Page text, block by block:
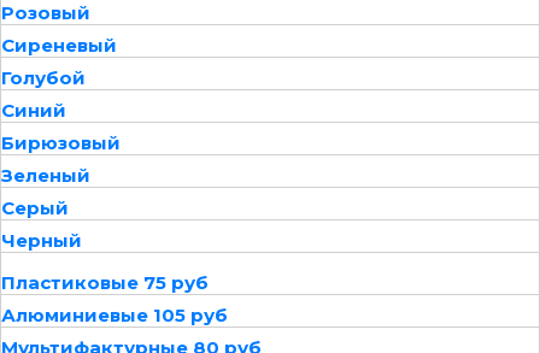
Розовый
Сиреневый
Голубой
Синий
Бирюзовый
Зеленый
Серый
Черный
Пластиковые 75 руб
Алюминиевые 105 руб
Мультифактурные 80 руб